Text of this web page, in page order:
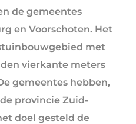
de gemeentes
en Voorschoten. Het
met
vierkante meters
gemeentes hebben,
provincie Zuid-
doel gesteld de